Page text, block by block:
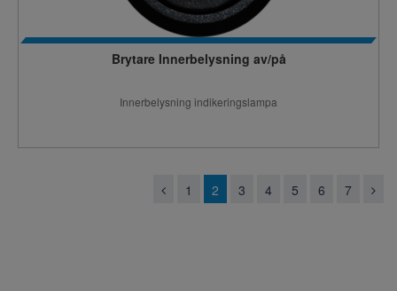
Brytare Innerbelysning av/på
Innerbelysning indikeringslampa
1 2 3 4 5 6 7